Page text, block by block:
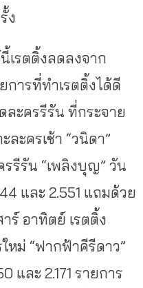
ง
รตติ้งลดลงจาก
การที่ทำเรตติ้งได้ดี
ะครรีรัน ที่กระจาย
ละครเช้า “วนิดา”
รีรัน “เพลิงบุญ” วัน
และ 2.551 แถมด้วย
ร์ อาทิตย์ เรตติ้ง
หม่ “ฟากฟ้าคีรีดาว”
และ 2.171 รายการ